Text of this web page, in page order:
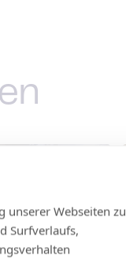
unserer Webseiten zu
Surfverlaufs,